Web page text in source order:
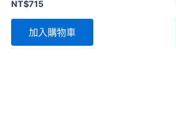
NT$715
加入購物車